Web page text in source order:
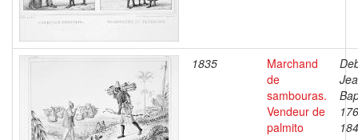
1835
Marchand
de
sambouras.
Vendeur de
palmito